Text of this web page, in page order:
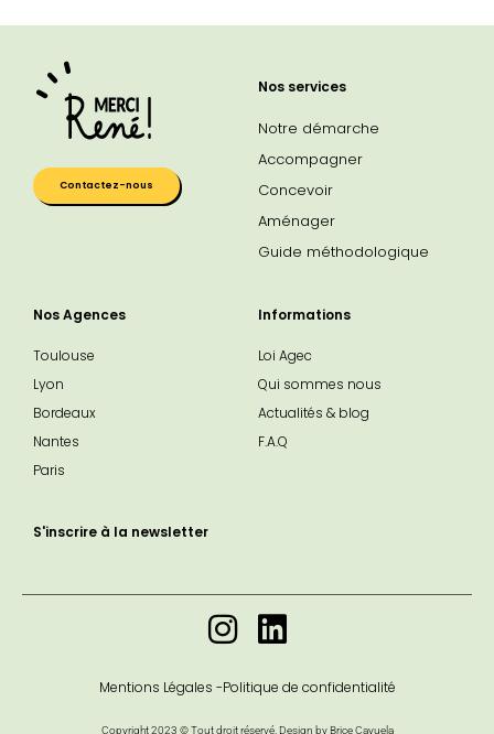
Contactez-nous
Nos services
Notre démarche
Accompagner
Concevoir
Aménager
Guide méthodologique
Nos Agences
Toulouse
Lyon
Bordeaux
Nantes
Paris
Informations
Loi Agec
Qui sommes nous
Actualités & blog
F.A.Q
S'inscrire à la newsletter
Mentions Légales -Politique de confidentialité
Copyright 2023 © Tout droit réservé. Design by Brice Cayuela